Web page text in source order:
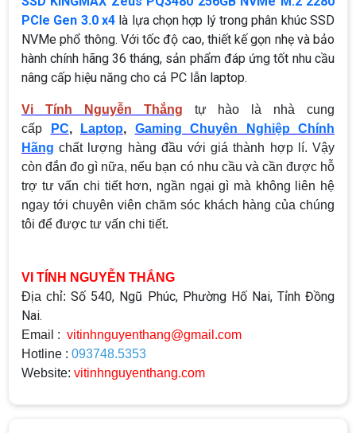
PCIe Gen 3.0 x4 là lựa chọn hợp lý trong phân khúc SSD
NVMe phổ thông. Với tốc độ cao, thiết kế gọn nhẹ và bảo
hành chính hãng 36 tháng, sản phẩm đáp ứng tốt nhu cầu
nâng cấp hiệu năng cho cả PC lẫn laptop.
Vi Tính Nguyễn Thắng tự hào là nhà cung
cấp
PC, Laptop, Gaming Chuyên Nghiệp Chính
Hãng chất lượng hàng đầu với giá thành hợp lí. Vậy
còn đắn đo gì nữa, nếu bạn có nhu cầu và cần được hỗ
trợ tư vấn chi tiết hơn, ngần ngại gì mà không liên hệ
ngay tới chuyên viên chăm sóc khách hàng của chúng
tôi để được tư vấn chi tiết.
VI TÍNH NGUYỄN THẮNG
Địa chỉ:Số 540, Ngũ Phúc, Phường Hố Nai, Tỉnh Đồng
Nai.
Email : vitinhnguyenthang@gmail.com
Hotline : 093748.5353
Website: vitinhnguyenthang.com